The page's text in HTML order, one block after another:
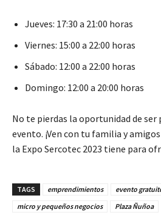
Jueves: 17:30 a 21:00 horas
Viernes: 15:00 a 22:00 horas
Sábado: 12:00 a 22:00 horas
Domingo: 12:00 a 20:00 horas
No te pierdas la oportunidad de
evento. ¡Ven con tu familia y
la Expo Sercotec 2023 tiene para
TAGS emprendimientos evento
micro y pequeños negocios
Plaza Ñuñoa